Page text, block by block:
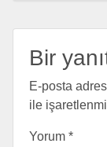
Bir
E-posta
ile
Yorum *